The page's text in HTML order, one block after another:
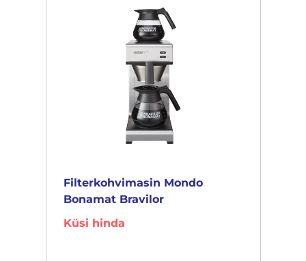
Filterkohvimasin Mondo
Bonamat Bravilor
Küsi hinda